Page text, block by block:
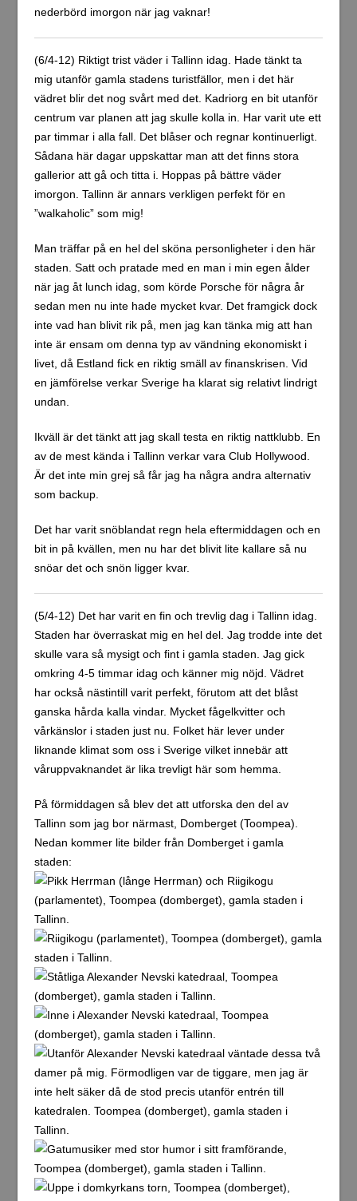
nederbörd imorgon när jag vaknar!
(6/4-12) Riktigt trist väder i Tallinn idag. Hade tänkt ta
mig utanför gamla stadens turistfällor, men i det här
vädret blir det nog svårt med det. Kadriorg en bit utanför
centrum var planen att jag skulle kolla in. Har varit ute ett
par timmar i alla fall. Det blåser och regnar kontinuerligt.
Sådana här dagar uppskattar man att det finns stora
gallerior att gå och titta i. Hoppas på bättre väder
imorgon. Tallinn är annars verkligen perfekt för en
”walkaholic” som mig!
Man träffar på en hel del sköna personligheter i den här
staden. Satt och pratade med en man i min egen ålder
när jag åt lunch idag, som körde Porsche för några år
sedan men nu inte hade mycket kvar. Det framgick dock
inte vad han blivit rik på, men jag kan tänka mig att han
inte är ensam om denna typ av vändning ekonomiskt i
livet, då Estland fick en riktig smäll av finanskrisen. Vid
en jämförelse verkar Sverige ha klarat sig relativt lindrigt
undan.
Ikväll är det tänkt att jag skall testa en riktig nattklubb. En
av de mest kända i Tallinn verkar vara Club Hollywood.
Är det inte min grej så får jag ha några andra alternativ
som backup.
Det har varit snöblandat regn hela eftermiddagen och en
bit in på kvällen, men nu har det blivit lite kallare så nu
snöar det och snön ligger kvar.
(5/4-12) Det har varit en fin och trevlig dag i Tallinn idag.
Staden har överraskat mig en hel del. Jag trodde inte det
skulle vara så mysigt och fint i gamla staden. Jag gick
omkring 4-5 timmar idag och känner mig nöjd. Vädret
har också nästintill varit perfekt, förutom att det blåst
ganska hårda kalla vindar. Mycket fågelkvitter och
vårkänslor i staden just nu. Folket här lever under
liknande klimat som oss i Sverige vilket innebär att
våruppvaknandet är lika trevligt här som hemma.
På förmiddagen så blev det att utforska den del av
Tallinn som jag bor närmast, Domberget (Toompea).
Nedan kommer lite bilder från Domberget i gamla
staden: